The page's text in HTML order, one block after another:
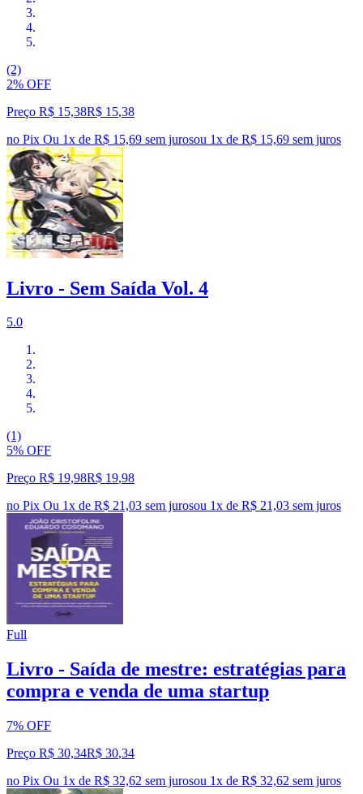
(2)
2% OFF
Preço R$ 15,38R$ 15,38
no Pix Ou 1x de R$ 15,69 sem jurosou 1x de R$ 15,69 sem juros
Livro - Sem Saída Vol. 4
5.0
(1)
5% OFF
Preço R$ 19,98R$ 19,98
no Pix Ou 1x de R$ 21,03 sem jurosou 1x de R$ 21,03 sem juros
Full
Livro - Saída de mestre: estratégias para
compra e venda de uma startup
7% OFF
Preço R$ 30,34R$ 30,34
no Pix Ou 1x de R$ 32,62 sem jurosou 1x de R$ 32,62 sem juros